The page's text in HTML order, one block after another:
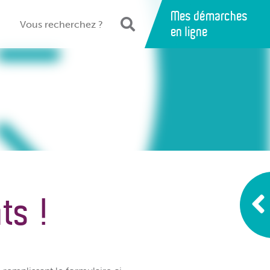
Mes démarches
en ligne
!